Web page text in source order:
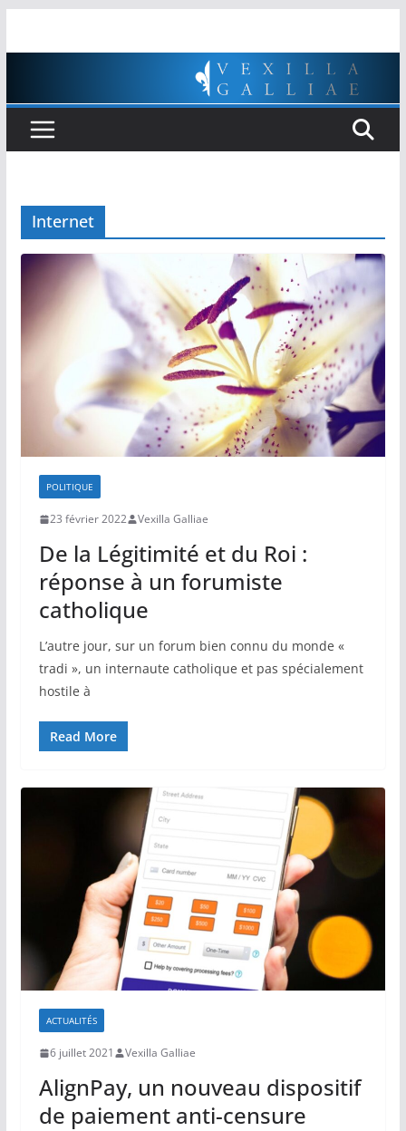
Internet
POLITIQUE
23 février 2022 Vexilla Galliae
De la Légitimité et du Roi :
réponse à un forumiste
catholique
L’autre jour, sur un forum bien connu du monde «
tradi », un internaute catholique et pas spécialement
hostile à
Read More
ACTUALITÉS
6 juillet 2021 Vexilla Galliae
AlignPay, un nouveau dispositif
de paiement anti-censure